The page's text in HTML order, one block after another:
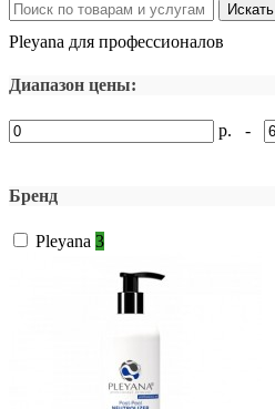
Искать
Pleyana для профессионалов
Диапазон цены:
р. -
Бренд
Pleyana 3